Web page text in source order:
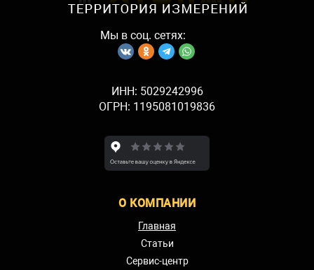
Мы в соц. сетях:
ИНН: 5029242996
ОГРН: 1195081019836
О КОМПАНИИ
Главная
Статьи
Сервис-центр